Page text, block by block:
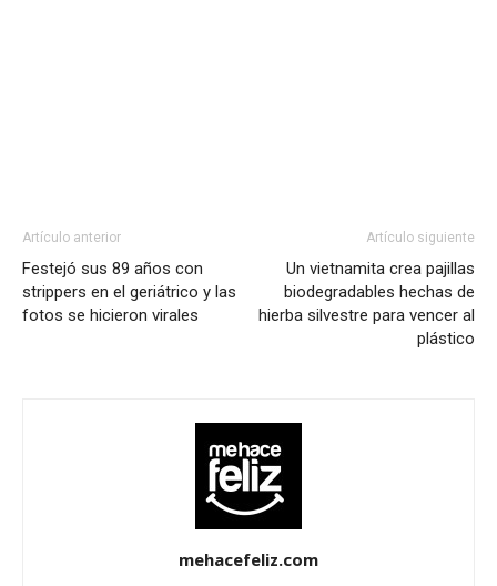
Artículo anterior
Festejó sus 89 años con
strippers en el geriátrico y las
fotos se hicieron virales
Artículo siguiente
Un vietnamita crea pajillas
biodegradables hechas de
hierba silvestre para vencer al
plástico
mehacefeliz.com